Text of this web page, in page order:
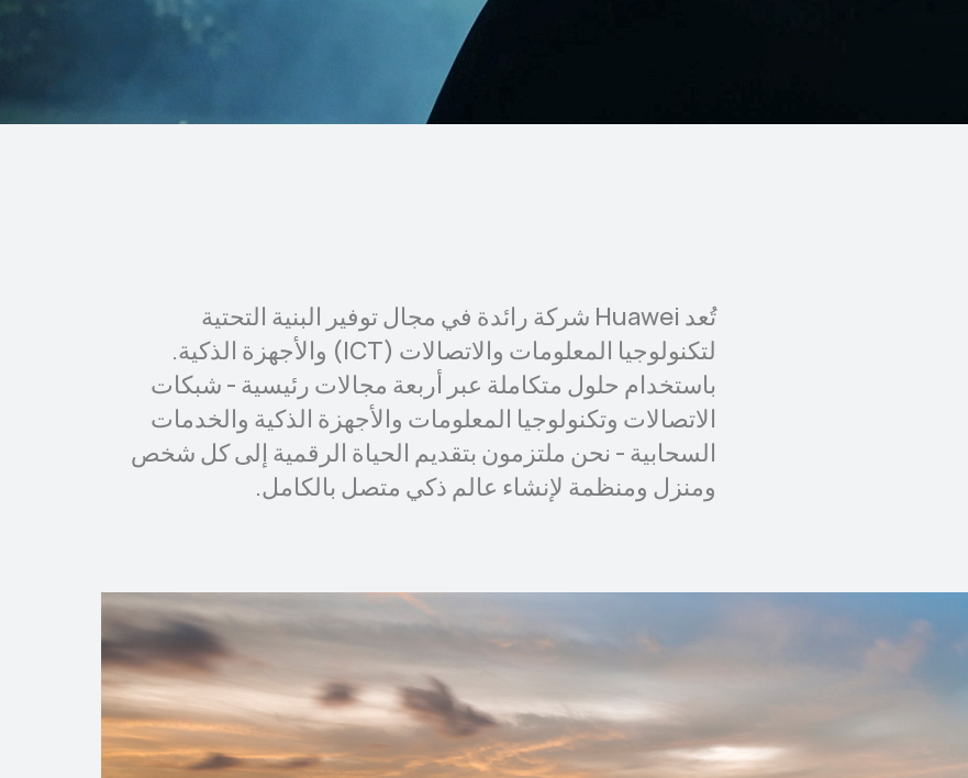
تُعد Huawei شركة رائدة في مجال توفير البنية التحتية
لتكنولوجيا المعلومات والاتصالات (ICT) والأجهزة الذكية.
باستخدام حلول متكاملة عبر أربعة مجالات رئيسية - شبكات
الاتصالات وتكنولوجيا المعلومات والأجهزة الذكية والخدمات
السحابية - نحن ملتزمون بتقديم الحياة الرقمية إلى كل شخص
ومنزل ومنظمة لإنشاء عالم ذكي متصل بالكامل.